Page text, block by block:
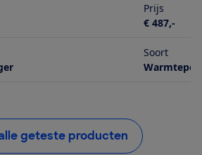
Prijs
€ 487,-
Soort
geteste producten